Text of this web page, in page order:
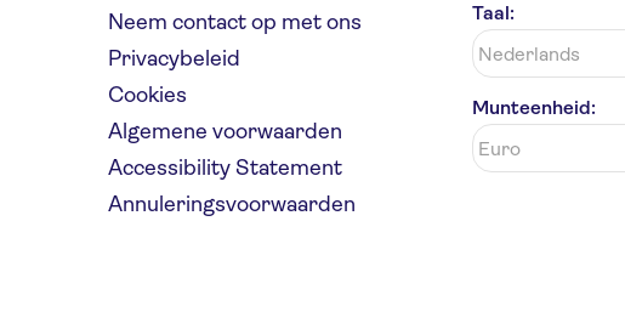
Neem contact op met ons
Privacybeleid
Cookies
Algemene voorwaarden
Accessibility Statement
Annuleringsvoorwaarden
Taal:
Munteenheid: